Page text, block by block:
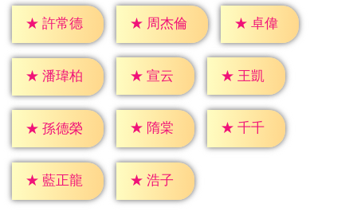
★ 許常德 ★ 周杰倫 ★ 卓偉
★ 潘瑋柏 ★ 宣云 ★ 王凱
★ 孫德榮 ★ 隋棠 ★ 千千
★ 藍正龍 ★ 浩子